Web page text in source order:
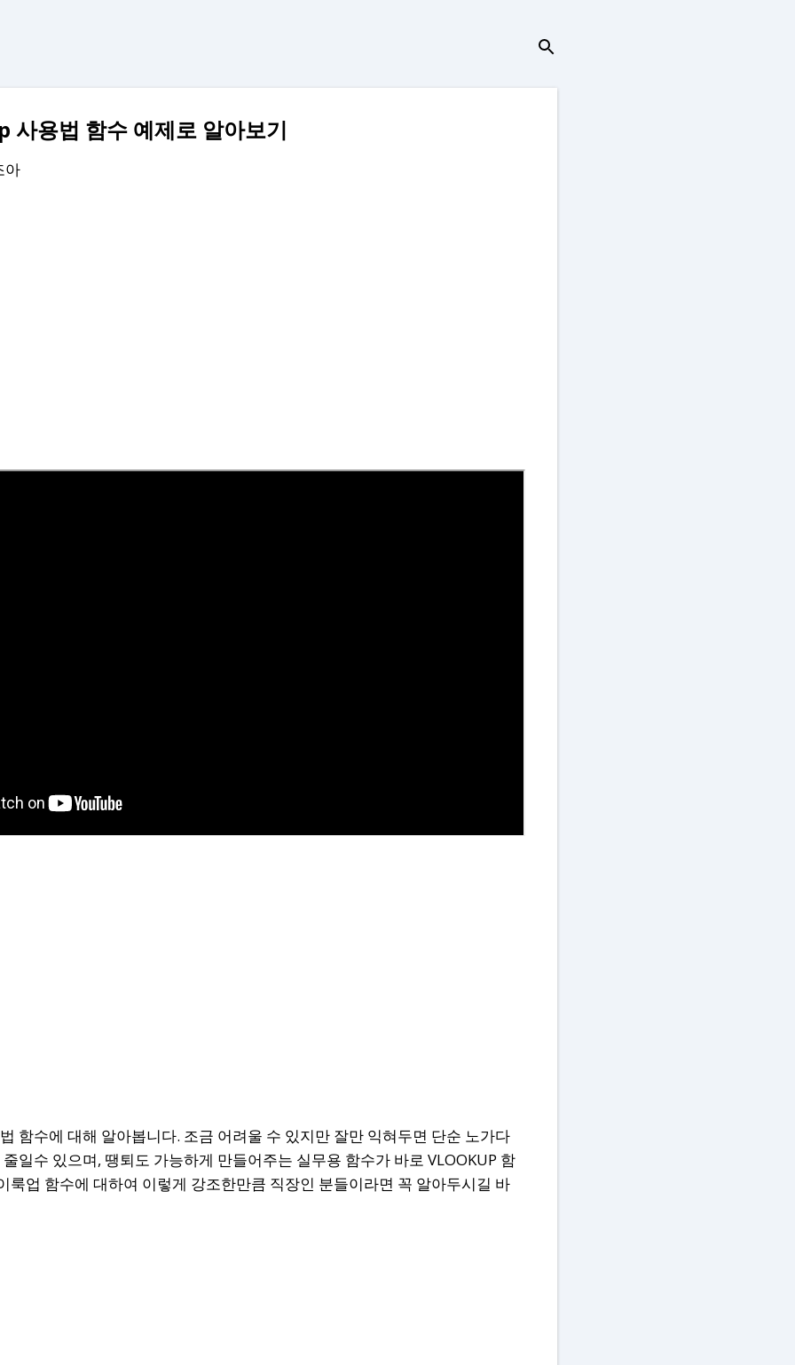
용법 함수 예제로 알아보기
아
함수에 대해 알아봅니다. 조금 어려울 수 있지만 잘만 익혀두면 단순 노가다
일수 있으며, 땡퇴도 가능하게 만들어주는 실무용 함수가 바로 VLOOKUP 함
룩업 함수에 대하여 이렇게 강조한만큼 직장인 분들이라면 꼭 알아두시길 바